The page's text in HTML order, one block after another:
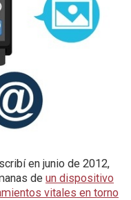
en junio de 2012,
de un dispositivo
vitales en torno